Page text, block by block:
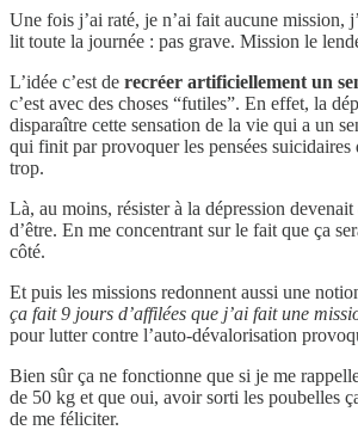
Une fois j’ai raté, je n’ai fait aucune mission,
lit toute la journée : pas grave. Mission le
L’idée c’est de recréer artificiellement un
c’est avec des choses “futiles”. En effet, la
disparaître cette sensation de la vie qui a un
qui finit par provoquer les pensées suicidaires
trop.
Là, au moins, résister à la dépression devenait
d’être. En me concentrant sur le fait que ça
côté.
Et puis les missions redonnent aussi une
ça fait 9 jours d’affilées que j’ai fait une
pour lutter contre l’auto-dévalorisation
Bien sûr ça ne fonctionne que si je me
de 50 kg et que oui, avoir sorti les poubelles
de me féliciter.